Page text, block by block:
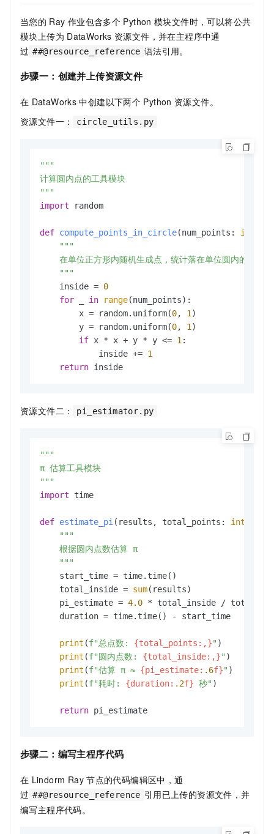
当您的 Ray 作业包含多个 Python 模块文件时，可以将公共
模块上传为 DataWorks 资源文件，并在主程序中通
过 ##@resource_reference 语法引用。
步骤一：创建并上传资源文件
在 DataWorks 中创建以下两个 Python 资源文件。
资源文件一：
circle_utils.py
"""
计算圆内点的工具模块
"""
import random
def compute_points_in_circle(num_points: int
"""
    在单位正方形内随机生成点，统计落在单位圆内的数量
    """
    inside =
0
for
in range(num_points):
        x = random.uniform(
0, 1 )
        y = random.uniform(
0, 1 )
if x * x + y * y <= 1 :
            inside +=
1
return
资源文件二： pi_estimator.py
"""
π 估算工具模块
"""
import time
def estimate_pi ( results, total_points: int
"""
    根据圆内点数估算 π
    """
    start_time = time.time()
    total_inside =
sum(results)
    pi_estimate =
4.0 * total_inside /
    duration = time.time() - start_time
print (f"总点数: {total_points:,}" )
print (f"圆内点数: {total_inside:,}" )
print (f"估算 π ≈ {pi_estimate: .6f}" )
print (f"耗时: {duration: .2f} 秒" )
return pi_estimate
步骤二：编写主程序代码
在 Lindorm Ray 节点的代码编辑区中，通
过 ##@resource_reference 引用已上传的资源文件，并
编写主程序代码。